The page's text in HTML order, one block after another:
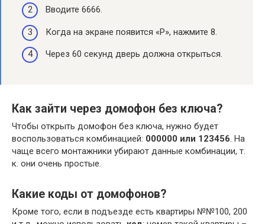
Вводите 6666.
Когда на экране появится «Р», нажмите 8.
Через 60 секунд дверь должна открыться.
Как зайти через домофон без ключа?
Чтобы открыть домофон без ключа, нужно будет
воспользоваться комбинацией: 000000 или 123456. На
чаще всего монтажники убирают данные комбинации, т.
к. они очень простые.
Какие коды от домофонов?
Кроме того, если в подъезде есть квартиры №№100, 200